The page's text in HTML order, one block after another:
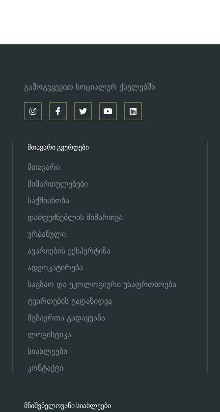
გამოგვყევით სოციალურ ქსელებში
ᲛᲗᲐᲕᲐᲠᲘ ᲒᲕᲔᲠᲓᲔᲑᲘ
მთავარი
მიმართულებები
საქმიანობა
დამფუძნებლის მიმართვა
ურბანული
ავარიების ექსპერტიზა
ადვოკატირება
საგზაო და ეკოლოგიური უსაფრთხოება
ტვირთების გადაზიდვა
მგზავრთა გადაყვანა
ლოგისტიკა
სიახლეები
კონტაქტი
ᲛᲜᲘᲨᲕᲜᲔᲚᲝᲕᲐᲜᲘ ᲡᲘᲐᲮᲚᲔᲔᲑᲘ